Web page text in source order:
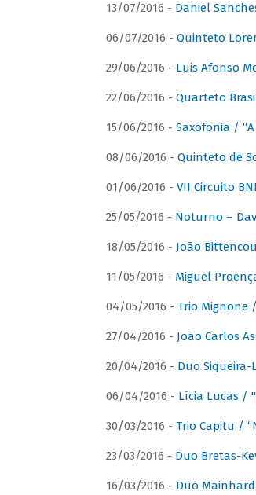
13/07/2016 - Daniel
06/07/2016 - Quinteto
29/06/2016 - Luis Afonso
22/06/2016 - Quarteto
15/06/2016 - Saxofonia /
08/06/2016 - Quinteto de
01/06/2016 - VII Circuito
25/05/2016 - Noturno –
18/05/2016 - João
11/05/2016 - Miguel
04/05/2016 - Trio Mignone
27/04/2016 - João Carlos
20/04/2016 - Duo Siqueira-
06/04/2016 - Lícia Lucas /
30/03/2016 - Trio Capitu /
23/03/2016 - Duo Bretas-
16/03/2016 - Duo